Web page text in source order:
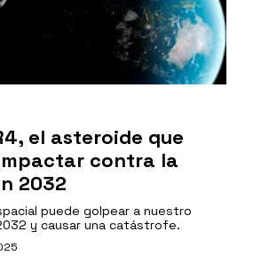
el asteroide que
contra la
2032
puede golpear a nuestro
y causar una catástrofe.